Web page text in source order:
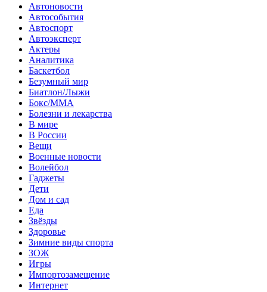
Автоновости
Автособытия
Автоспорт
Автоэксперт
Актеры
Аналитика
Баскетбол
Безумный мир
Биатлон/Лыжи
Бокс/MMA
Болезни и лекарства
В мире
В России
Вещи
Военные новости
Волейбол
Гаджеты
Дети
Дом и сад
Еда
Звёзды
Здоровье
Зимние виды спорта
ЗОЖ
Игры
Импортозамещение
Интернет